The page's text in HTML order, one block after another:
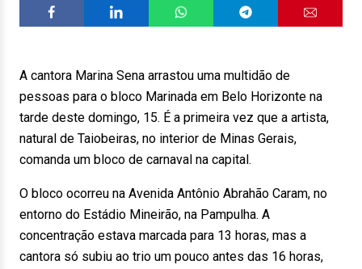
A cantora Marina Sena arrastou uma multidão de
pessoas para o bloco Marinada em Belo Horizonte na
tarde deste domingo, 15. É a primeira vez que a artista,
natural de Taiobeiras, no interior de Minas Gerais,
comanda um bloco de carnaval na capital.
O bloco ocorreu na Avenida Antônio Abrahão Caram, no
entorno do Estádio Mineirão, na Pampulha. A
concentração estava marcada para 13 horas, mas a
cantora só subiu ao trio um pouco antes das 16 horas,